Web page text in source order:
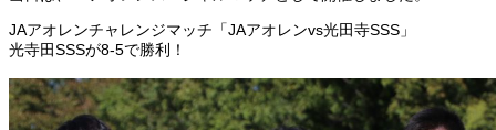
JAアオレンチャレンジマッチ「JAアオレンvs光田寺SSS」
光寺田SSSが8-5で勝利！